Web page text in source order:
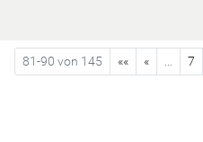
81-90 von 145 «« « 7